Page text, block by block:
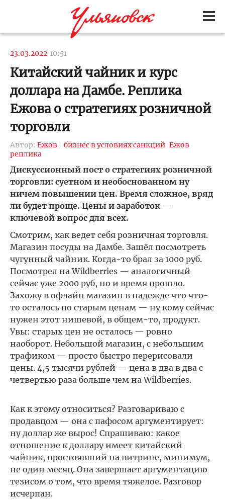
23.03.2022 10:51
Китайский чайник и курс
доллара на Дамбе. Реплика
Ежова о стратегиях розничной
торговли
Автор: Ежов бизнес в условиях санкций Ежов
реплика
Дискуссионный пост о стратегиях розничной
торговли: суетном и необоснованном ну
ничем повышении цен. Время сложное, вряд
ли будет проще. Цены и заработок —
ключевой вопрос для всех.
Смотрим, как ведет себя розничная торговля.
Магазин посуды на Дамбе. Зашёл посмотреть
чугунный чайник. Когда-то брал за 1000 руб.
Посмотрел на Wildberries — аналогичный
сейчас уже 2000 руб, но и время прошло.
Захожу в офлайн магазин в надежде что что-
то осталось по старым ценам — ну кому сейчас
нужен этот нишевой, в общем-то, продукт.
Увы: старых цен не осталось — ровно
наоборот. Небольшой магазин, с небольшим
трафиком — просто быстро перерисовали
цены. 4,5 тысячи рублей — цена в два в два с
четвертью раза больше чем на Wildberries.
Как к этому относиться? Разговариваю с
продавцом — она с пафосом аргументирует:
ну доллар же вырос! Спрашиваю: какое
отношение к доллару имеет китайский
чайник, простоявший на витрине, минимум,
не один месяц. Она завершает аргументацию
тезисом о том, что время тяжелое. Разговор
исчерпан.